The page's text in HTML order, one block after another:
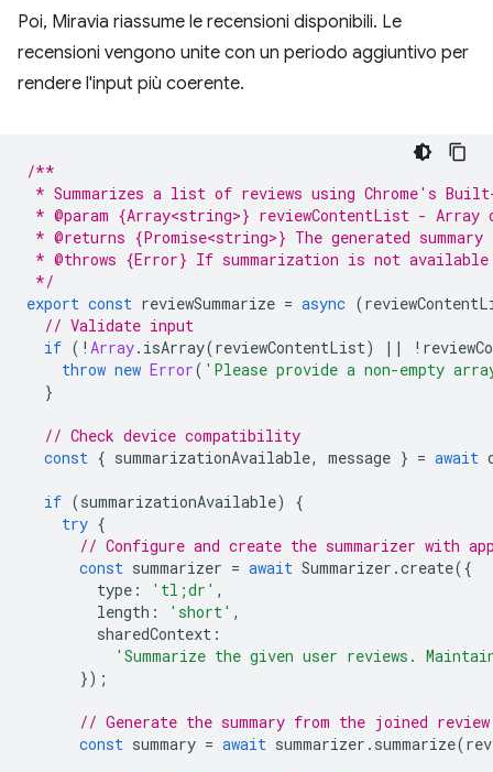
Poi, Miravia riassume le recensioni disponibili. Le
recensioni vengono unite con un periodo aggiuntivo per
rendere l'input più coerente.
/**
* Summarizes a list of reviews using Chrome's
* @param {Array<string>} reviewContentList -
* @returns {Promise<string>} The generated
* @throws {Error} If summarization is not
*/
export const reviewSummarize = async (
// Validate input
if ( ! Array. isArray(reviewContentList) || !
throw new Error( 'Please provide a non-empty
}
// Check device compatibility
const { summarizationAvailable, message } = await
if (summarizationAvailable)
{
try {
// Configure and create the summarizer with
const summarizer = await Summarizer .create({
type : 'tl;dr' ,
length : 'short' ,
sharedContext :
'Summarize the given user reviews.
});
// Generate the summary from the joined
const summary = await summarizer . summarize(